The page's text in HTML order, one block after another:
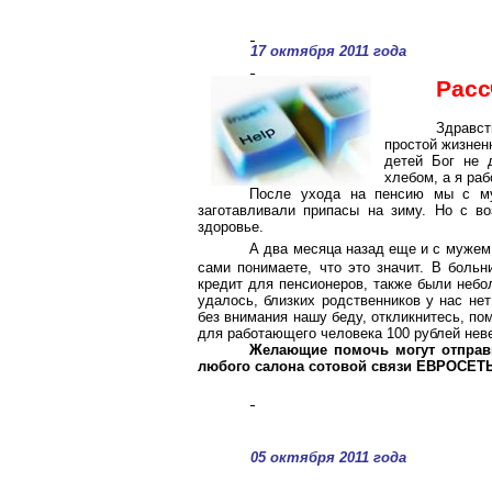
17 октября 2011 года
простой
детей Бог не
хлебом, а я
После ухода на пенсию мы с
заготавливали припасы на зиму. Но с
здоровье.
А два месяца назад еще и с
сами понимаете, что это значит. В
кредит для пенсионеров, также были
удалось, близких родственников у нас
без внимания нашу беду, откликнитесь,
для работающего человека 100 рублей
Желающие помочь могут
любого салона сотовой связи
05 октября 2011 года